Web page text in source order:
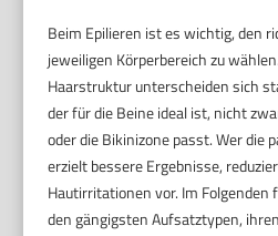
Beim Epilieren ist es wichtig, den
jeweiligen Körperbereich zu
Haarstruktur unterscheiden sich
der für die Beine ideal ist, nicht
oder die Bikinizone passt. Wer die
erzielt bessere Ergebnisse,
Hautirritationen vor. Im Folgenden
den gängigsten Aufsatztypen,